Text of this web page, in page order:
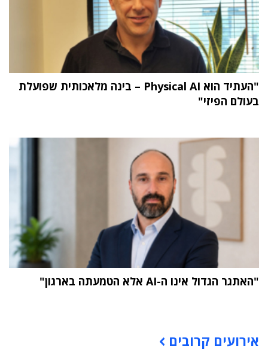
"העתיד הוא Physical AI – בינה מלאכותית שפועלת
בעולם הפיזי"
"האתגר הגדול אינו ה-AI אלא הטמעתה בארגון"
אירועים קרובים